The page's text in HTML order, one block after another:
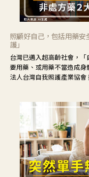
照顧好自己，包括用藥
護」
台灣已邁入超高齡社會，
要用藥、或用藥不當造成
法人台灣自我照護產業協